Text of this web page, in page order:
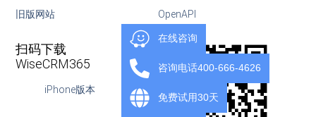
OpenAPI
旧版网站
扫码下载
WiseCRM365
iPhone版本
在线咨询
咨询电话400-666-4626
免费试用30天